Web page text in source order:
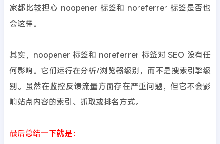
家都比较担心 noopener 标签和 noreferrer 标签是否也
会这样。
其实，noopener 标签和 noreferrer 标签对 SEO 没有任
何影响。它们运行在分析/浏览器级别，而不是搜索引擎级
别。虽然在监控反馈流量方面存在严重问题，但它不会影
响站点内容的索引、抓取或排名方式。
最后总结一下就是：